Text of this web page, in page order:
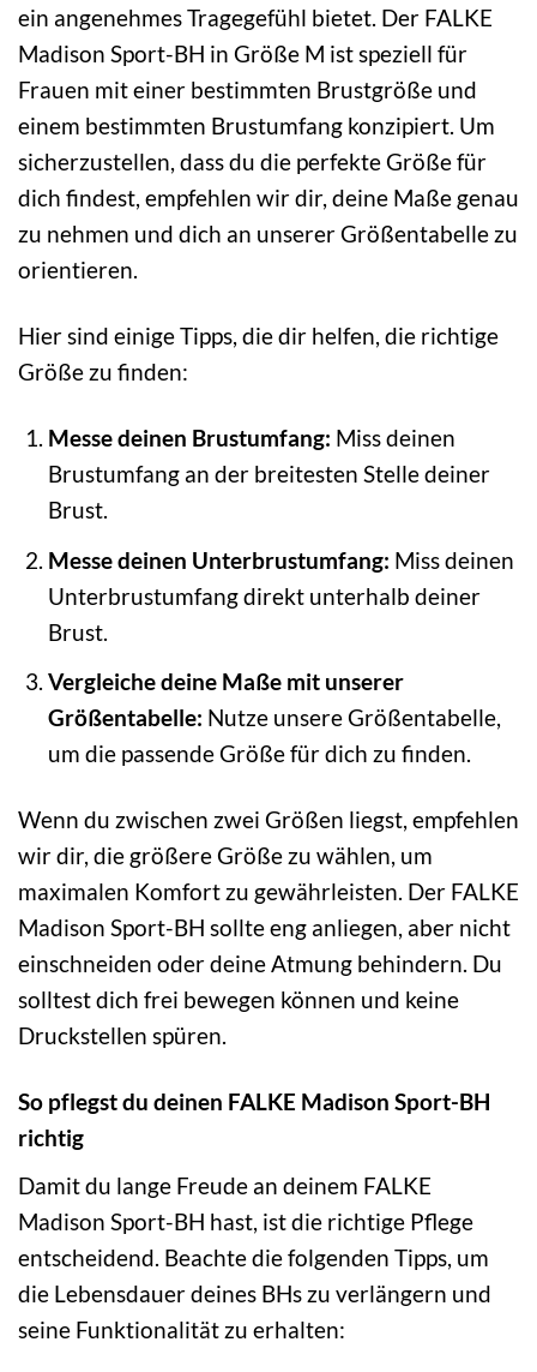
ein angenehmes Tragegefühl bietet. Der FALKE
Madison Sport-BH in Größe M ist speziell für
Frauen mit einer bestimmten Brustgröße und
einem bestimmten Brustumfang konzipiert. Um
sicherzustellen, dass du die perfekte Größe für
dich findest, empfehlen wir dir, deine Maße genau
zu nehmen und dich an unserer Größentabelle zu
orientieren.
Hier sind einige Tipps, die dir helfen, die richtige
Größe zu finden:
Messe deinen Brustumfang: Miss deinen
Brustumfang an der breitesten Stelle deiner
Brust.
Messe deinen Unterbrustumfang: Miss deinen
Unterbrustumfang direkt unterhalb deiner
Brust.
Vergleiche deine Maße mit unserer
Größentabelle: Nutze unsere Größentabelle,
um die passende Größe für dich zu finden.
Wenn du zwischen zwei Größen liegst, empfehlen
wir dir, die größere Größe zu wählen, um
maximalen Komfort zu gewährleisten. Der FALKE
Madison Sport-BH sollte eng anliegen, aber nicht
einschneiden oder deine Atmung behindern. Du
solltest dich frei bewegen können und keine
Druckstellen spüren.
So pflegst du deinen FALKE Madison Sport-BH
richtig
Damit du lange Freude an deinem FALKE
Madison Sport-BH hast, ist die richtige Pflege
entscheidend. Beachte die folgenden Tipps, um
die Lebensdauer deines BHs zu verlängern und
seine Funktionalität zu erhalten: